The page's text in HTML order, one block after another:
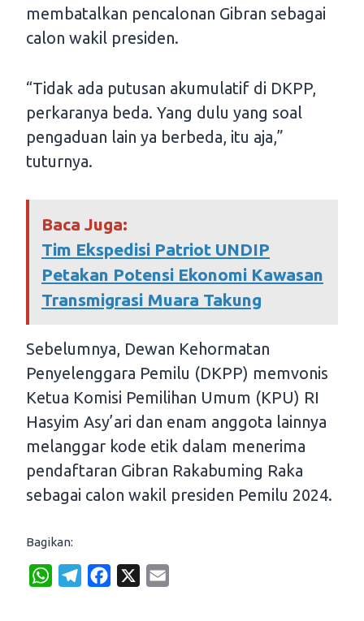
membatalkan pencalonan Gibran sebagai
calon wakil presiden.
“Tidak ada putusan akumulatif di DKPP,
perkaranya beda. Yang dulu yang soal
pengaduan lain ya berbeda, itu aja,”
tuturnya.
Baca Juga:
Tim Ekspedisi Patriot UNDIP
Petakan Potensi Ekonomi Kawasan
Transmigrasi Muara Takung
Sebelumnya, Dewan Kehormatan
Penyelenggara Pemilu (DKPP) memvonis
Ketua Komisi Pemilihan Umum (KPU) RI
Hasyim Asy’ari dan enam anggota lainnya
melanggar kode etik dalam menerima
pendaftaran Gibran Rakabuming Raka
sebagai calon wakil presiden Pemilu 2024.
Bagikan:
W